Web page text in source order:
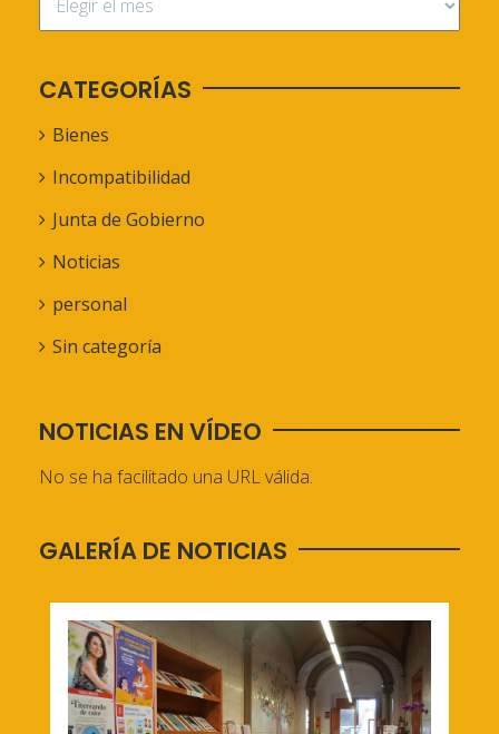
CATEGORÍAS
Bienes
Incompatibilidad
Junta de Gobierno
Noticias
personal
Sin categoría
NOTICIAS EN VÍDEO
No se ha facilitado una URL válida.
GALERÍA DE NOTICIAS